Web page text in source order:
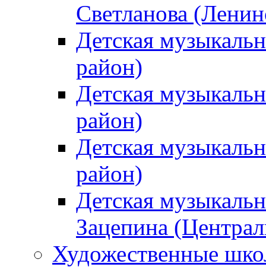
Светланова
Детская
район)
Детская
район)
Детская
район)
Детская
Зацепина
Художественные